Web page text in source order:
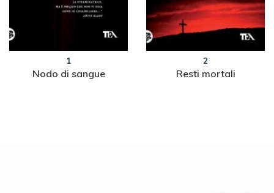
1
Nodo di sangue
2
Resti mortali